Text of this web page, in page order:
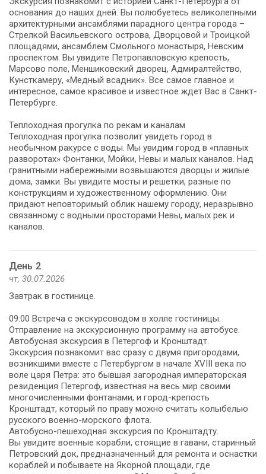
основания до наших дней. Вы полюбуетесь великолепными
архитектурными ансамблями парадного центра города –
Стрелкой Васильевского острова, Дворцовой и Троицкой
площадями, ансамблем Смольного монастыря, Невским
проспектом. Вы увидите Петропавловскую крепость,
Марсово поле, Меншиковский дворец, Адмиралтейство,
Кунсткамеру, «Медный всадник». Все самое главное и
интересное, самое красивое и известное ждет Вас в Санкт-
Петербурге.
Теплоходная прогулка по рекам и каналам
Теплоходная прогулка позволит увидеть город в
необычном ракурсе с воды. Мы увидим город в «плавных
разворотах» Фонтанки, Мойки, Невы и малых каналов. Над
гранитными набережными возвышаются дворцы и жилые
дома, замки. Вы увидите мосты и решетки, разные по
конструкциям и художественному оформлению. Они
придают неповторимый облик нашему городу, неразрывно
связанному с водными просторами Невы, малых рек и
каналов.
День 2
чт, 30.07.2026
Завтрак в гостинице.
09:00 Встреча с экскурсоводом в холле гостиницы.
Отправление на экскурсионную программу на автобусе.
Автобусная экскурсия в Петергоф и Кронштадт.
Экскурсия познакомит вас сразу с двумя пригородами,
возникшими вместе с Петербургом в начале XVIII века по
воле царя Петра: это бывшая загородная императорская
резиденция Петергоф, известная на весь мир своими
многочисленными фонтанами, и город-крепость
Кронштадт, который по праву можно считать колыбелью
русского военно-морского флота.
Автобусно-пешеходная экскурсия по Кронштадту.
Вы увидите военные корабли, стоящие в гавани, старинный
Петровский док, предназначенный для ремонта и оснастки
кораблей и побываете на Якорной площади, где